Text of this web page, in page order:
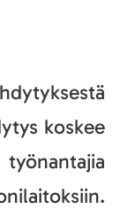
koskee